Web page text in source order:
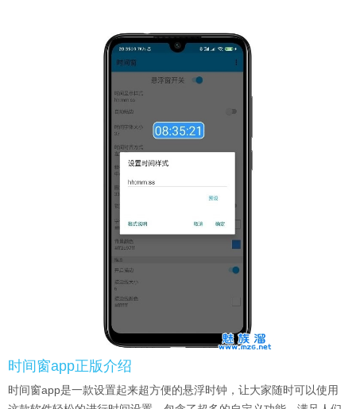
时间窗app正版介绍
时间窗app是一款设置起来超方便的悬浮时钟，让大家随时可以使用